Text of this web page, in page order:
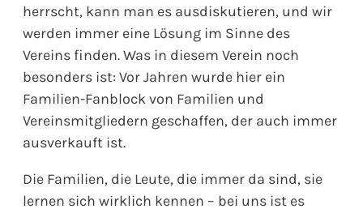
herrscht, kann man es ausdiskutieren, und wir
werden immer eine Lösung im Sinne des
Vereins finden. Was in diesem Verein noch
besonders ist: Vor Jahren wurde hier ein
Familien-Fanblock von Familien und
Vereinsmitgliedern geschaffen, der auch immer
ausverkauft ist.
Die Familien, die Leute, die immer da sind, sie
lernen sich wirklich kennen – bei uns ist es